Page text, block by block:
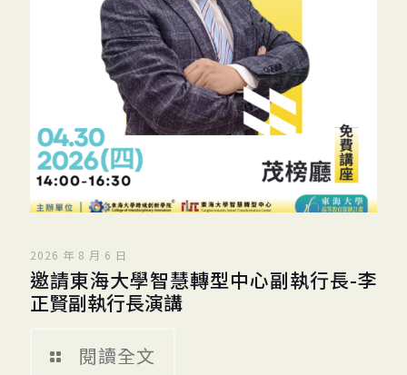
2026 年 8 月 6 日
邀請東海大學智慧轉型中心副執行長-李
正賢副執行長演講
閱讀全文